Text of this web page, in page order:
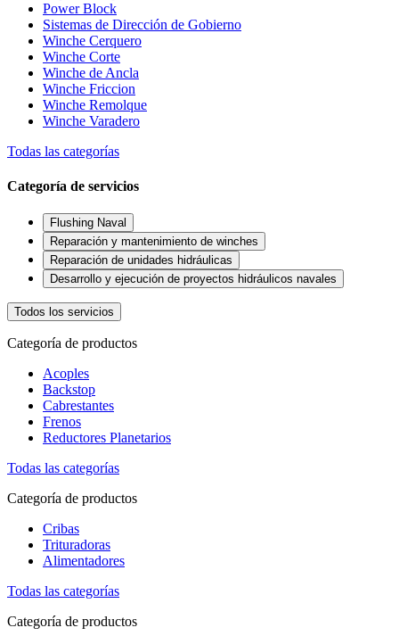
Power Block
Sistemas de Dirección de Gobierno
Winche Cerquero
Winche Corte
Winche de Ancla
Winche Friccion
Winche Remolque
Winche Varadero
Todas las categorías
Categoría de servicios
Flushing Naval
Reparación y mantenimiento de winches
Reparación de unidades hidráulicas
Desarrollo y ejecución de proyectos hidráulicos navales
Todos los servicios
Categoría de productos
Acoples
Backstop
Cabrestantes
Frenos
Reductores Planetarios
Todas las categorías
Categoría de productos
Cribas
Trituradoras
Alimentadores
Todas las categorías
Categoría de productos